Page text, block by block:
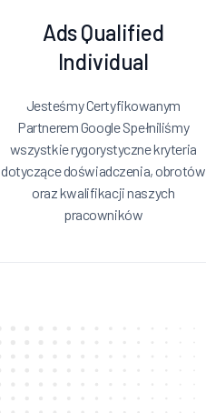
Ads Qualified
Individual
Jesteśmy Certyfikowanym
Partnerem Google Spełniliśmy
wszystkie rygorystyczne kryteria
dotyczące doświadczenia, obrotów
oraz kwalifikacji naszych
pracowników